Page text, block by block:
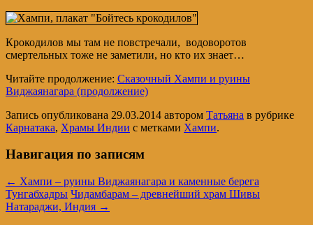
Крокодилов мы там не повстречали, водоворотов
смертельных тоже не заметили, но кто их знает…
Читайте продолжение: Сказочный Хампи и руины
Виджаянагара (продолжение)
Запись опубликована 29.03.2014 автором Татьяна в рубрике
Карнатака, Храмы Индии с метками Хампи.
Навигация по записям
← Хампи – руины Виджаянагара и каменные берега
Тунгабхадры Чидамбарам – древнейший храм Шивы
Натараджи, Индия →